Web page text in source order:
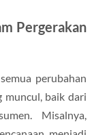
Pergerakan
perubahan
muncul, baik dari
Misalnya,